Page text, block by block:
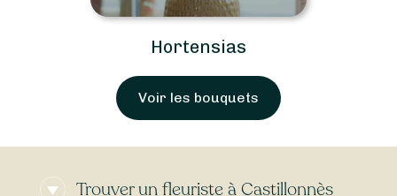
Hortensias
Voir les bouquets
Trouver un fleuriste à Castillonnès